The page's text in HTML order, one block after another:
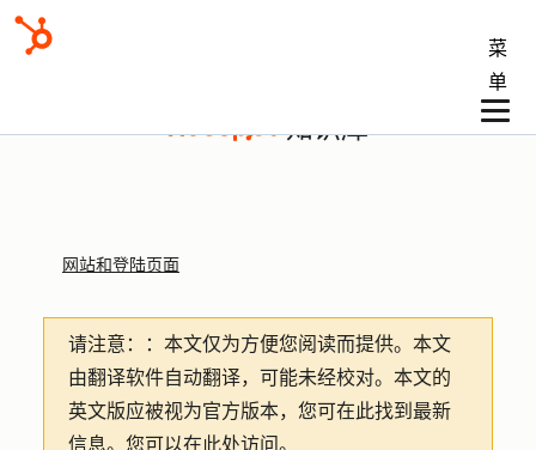
菜
单
知识库
网站和登陆页面
请注意： ：本文仅为方便您阅读而提供。 本文
由翻译软件自动翻译，可能未经校对。本文的
英文版应被视为官方版本，您可在此找到最新
信息。您可以在此处访问。